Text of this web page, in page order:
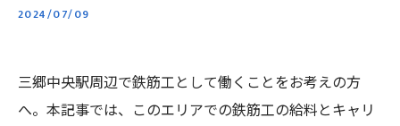
2024/07/09
三郷中央駅周辺で鉄筋工として働くことをお考えの方
へ。本記事では、このエリアでの鉄筋工の給料とキャリ